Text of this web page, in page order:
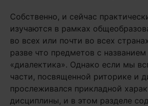
Собственно, и сейчас
изучаются в рамках
во всех или почти во всех
разве что предметов с
«диалектика». Однако если мы
части, посвященной риторике и
прослеживался прикладной
дисциплины, и в этом разделе